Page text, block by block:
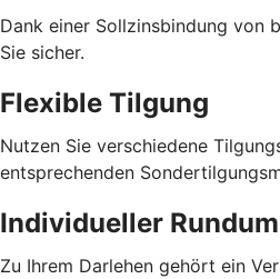
Dank einer Sollzinsbindung von
Sie sicher.
Flexible Tilgung
Nutzen Sie verschiedene
entsprechenden
Individueller
Zu Ihrem Darlehen gehört ein